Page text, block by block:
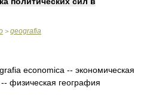
> geografia
economica -- экономическая
физическая география